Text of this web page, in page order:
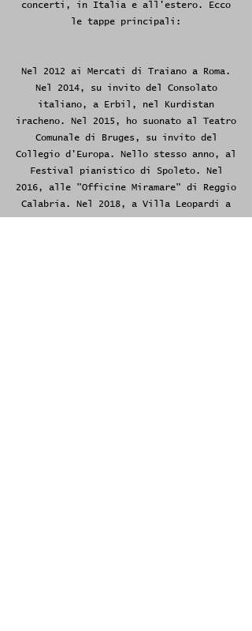
concerti, in Italia e all'estero. Ecco
le tappe principali:
Nel 2012 ai Mercati di Traiano a Roma.
Nel 2014, su invito del Consolato
italiano, a Erbil, nel Kurdistan
iracheno. Nel 2015, ho suonato al Teatro
Comunale di Bruges, su invito del
Collegio d'Europa. Nello stesso anno, al
Festival pianistico di Spoleto. Nel
2016, alle "Officine Miramare" di Reggio
Calabria. Nel 2018, a Villa Leopardi a